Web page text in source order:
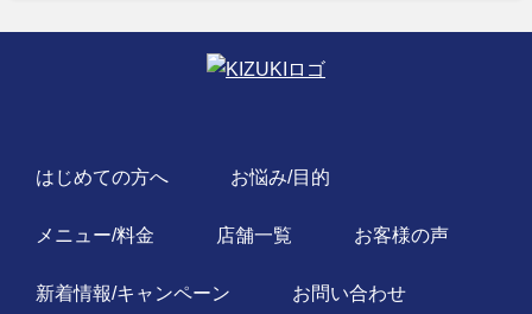
はじめての方へ お悩み/目的
メニュー/料金 店舗一覧 お客様の声
新着情報/キャンペーン お問い合わせ